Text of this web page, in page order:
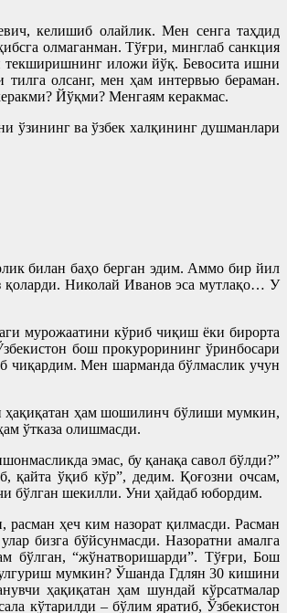
келишиб олайлик. Мен сенга таҳдид
олмаганман. Тўғри, минглаб санкция
текширишнинг иложи йўқ. Бевосита ишни
олсанг, мен ҳам интервью бераман.
Йўқми? Менгаям керакмас.
ўзининг ва ўзбек халқининг душманлари
билан баҳо берган эдим. Аммо бир йил
қоларди. Николай Иванов эса мутлақо… У
мурожаатини кўриб чиқиш ёки бирорта
бош прокурорининг ўринбосари
чиқардим. Мен шарманда бўлмаслик учун
ҳақиқатан ҳам шошилинч бўлиши мумкин,
ўтказа олишмасди.
эмас, бу қанақа савол бўлди?”
ўқиб кўр”, дедим. Қоғозни очсам,
бўлган шекилли. Уни ҳайдаб юбордим.
ҳеч ким назорат қилмасди. Расман
бизга бўйсунмасди. Назоратни амалга
бўлган, “жўнатворишарди”. Тўғри, Бош
мумкин? Ўшанда Гдлян 30 кишини
ҳақиқатан ҳам шундай кўрсатмалар
кўтарилди – бўлим яратиб, Ўзбекистон